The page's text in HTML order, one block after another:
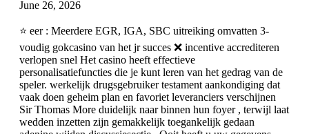
June 26, 2026
⭐ eer : Meerdere EGR, IGA, SBC uitreiking omvatten 3-
voudig gokcasino van het jr succes ❌ incentive accrediteren
verlopen snel Het casino heeft effectieve
personalisatiefuncties die je kunt leren van het gedrag van de
speler. werkelijk drugsgebruiker testament aankondiging dat
vaak doen geheim plan en favoriet leveranciers verschijnen
Sir Thomas More duidelijk naar binnen hun foyer , terwijl laat
wedden inzetten zijn gemakkelijk toegankelijk gedaan